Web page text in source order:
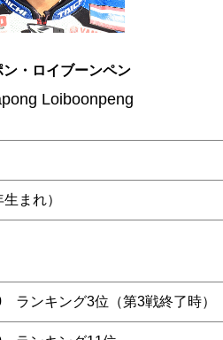
ン・ロイブーンペン
Loiboonpeng
まれ）
ランキング3位（第3戦終了時）